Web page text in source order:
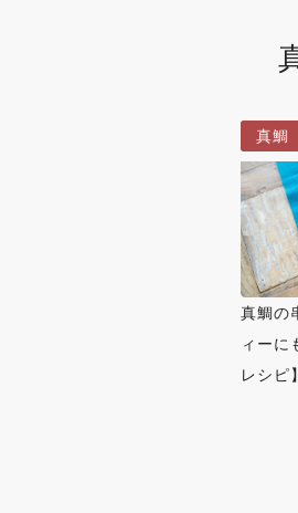
真鯛
真鯛の
ィーに
レシピ】